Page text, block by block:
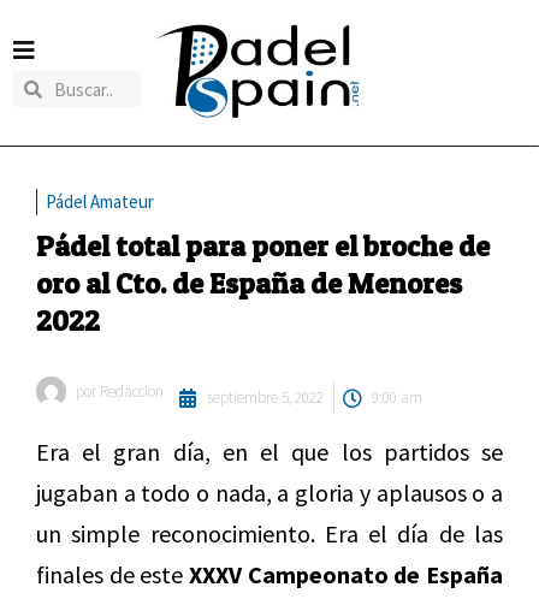
Pádel Amateur
Pádel total para poner el broche de
oro al Cto. de España de Menores
2022
por Redaccion septiembre 5, 2022 9:00 am
Era el gran día, en el que los partidos se
jugaban a todo o nada, a gloria y aplausos o a
un simple reconocimiento. Era el día de las
finales de este XXXV Campeonato de España